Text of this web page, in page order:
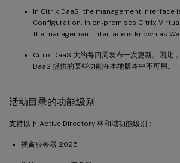
In Citrix DaaS, the management interface
Configuration. In on-premises Citrix
the management interface is known as
Citrix DaaS 大约每四周发布一次更新。因此
DaaS 提供的某些功能在本地版本中不可用。
活动目录的功能级别
支持以下 Active Directory 林和域功能级别：
视窗服务器 2025